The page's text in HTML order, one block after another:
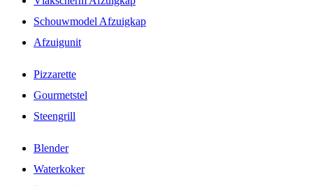
Schouwmodel Afzuigkap
Afzuigunit
Pizzarette
Gourmetstel
Steengrill
Blender
Waterkoker